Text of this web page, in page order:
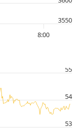
8:00
3550
53
54
55